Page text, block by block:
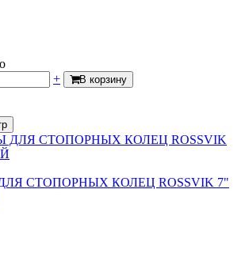
+ В корзину
СТОПОРНЫХ КОЛЕЦ ROSSVIK 7"